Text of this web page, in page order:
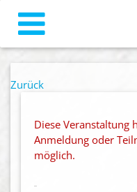
Zurück
Diese Veranstaltung
Anmeldung oder
möglich.